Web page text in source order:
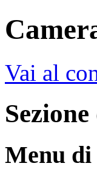
Vai al
Menu di